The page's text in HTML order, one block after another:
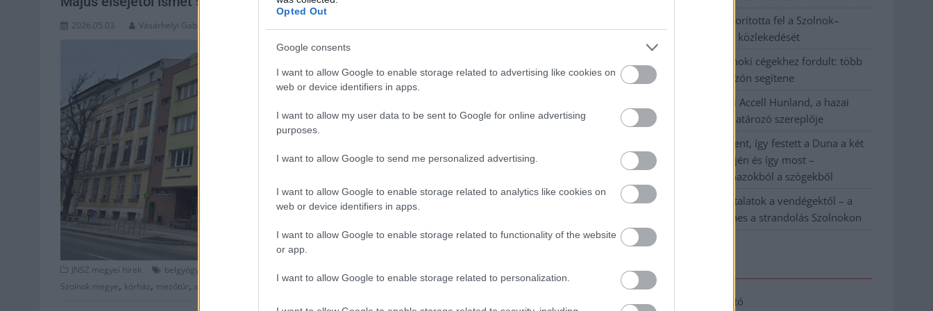
Opted Out
Google consents
I want to allow Google to enable storage related to advertising like cookies on
web or device identifiers in apps.
I want to allow my user data to be sent to Google for online advertising
purposes.
I want to allow Google to send me personalized advertising.
I want to allow Google to enable storage related to analytics like cookies on
web or device identifiers in apps.
I want to allow Google to enable storage related to functionality of the website
or app.
I want to allow Google to enable storage related to personalization.
2026.05.03. Vásárhelyi Gabriella
1-jétől ugyanis szünetel a belgyógyászati
Rendelőintézet-ben. Az intézmény honlapján
azonban sem indoklást, sem a szolgáltatás
tartalmazza.
TOVÁBB OLVASOM
JNSZ megyei hírek belgyógyászat
Szolnok megye, kórház, mezőtúr, szünetel
Váratlan fennakadás borította fel a Szolnok–
Kecskemét vasútvonal közlekedését
A polgármester a szolnoki cégekhez fordult: több
száz elbocsátott dolgozón segítene
Csődbe ment a tószegi Accell Hunland, a hazai
kerékpárgyártás meghatározó szereplője
Egyszer fent, egyszer lent, így festett a Duna a két
évvel ezelőtti árvíz idején és így most –
fotógyűjtemény ugyanazokból a szögekből
Ilyenek eddig a tapasztalatok a vendégektől – a
hőhullám miatt ingyenes a strandolás Szolnokon
Adatkezelési tájékoztató